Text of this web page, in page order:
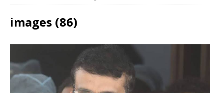
images (86)